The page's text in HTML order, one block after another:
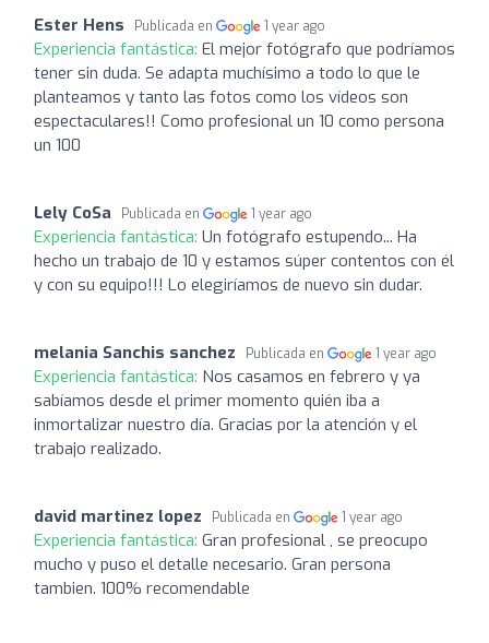
Ester Hens Publicada en 1 year ago
Experiencia fantástica: El mejor fotógrafo que podríamos
tener sin duda. Se adapta muchísimo a todo lo que le
planteamos y tanto las fotos como los vídeos son
espectaculares!! Como profesional un 10 como persona
un 100
Lely CoSa Publicada en 1 year ago
Experiencia fantástica: Un fotógrafo estupendo... Ha
hecho un trabajo de 10 y estamos súper contentos con él
y con su equipo!!! Lo elegiríamos de nuevo sin dudar.
melania Sanchis sanchez Publicada en 1 year ago
Experiencia fantástica: Nos casamos en febrero y ya
sabíamos desde el primer momento quién iba a
inmortalizar nuestro día. Gracias por la atención y el
trabajo realizado.
david martinez lopez Publicada en 1 year ago
Experiencia fantástica: Gran profesional , se preocupo
mucho y puso el detalle necesario. Gran persona
tambien. 100% recomendable